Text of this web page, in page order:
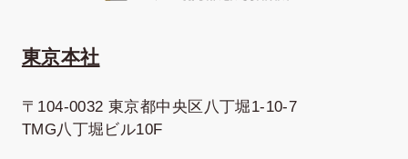
東京本社
〒104-0032 東京都中央区八丁堀1-10-7
TMG八丁堀ビル10F